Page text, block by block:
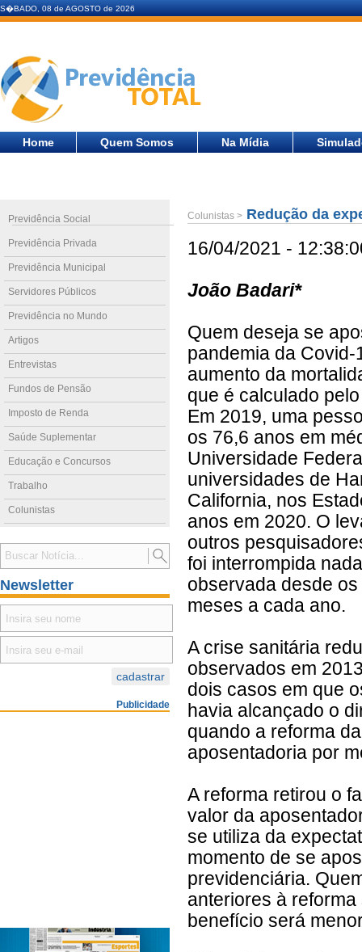
S�BADO, 08 de AGOSTO de 2026
Home Quem Somos Na Mídia
Previdência Social
Previdência Privada
Previdência Municipal
Servidores Públicos
Previdência no Mundo
Artigos
Entrevistas
Fundos de Pensão
Imposto de Renda
Saúde Suplementar
Educação e Concursos
Trabalho
Colunistas
Newsletter
Publicidade
Colunistas > Redução da
16/04/2021 -
João Badari*
Quem deseja se
pandemia da
aumento da
que é calculado
Em 2019, uma
os 76,6 anos em
Universidade
universidades de
California, nos
anos em 2020. O
outros
foi interrompida
observada desde
meses a cada ano.
A crise sanitária
observados em
dois casos em que
havia alcançado o
quando a reforma
aposentadoria por
A reforma retirou o
valor da
se utiliza da
momento de se
previdenciária.
anteriores à
benefício será